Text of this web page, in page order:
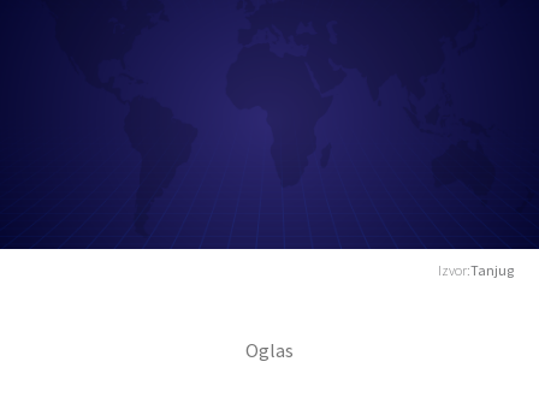
Izvor:Tanjug